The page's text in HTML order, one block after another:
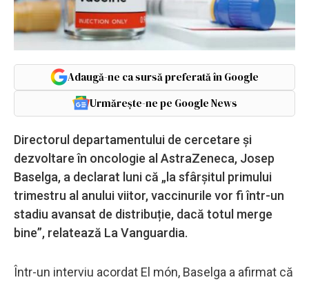
Adaugă-ne ca sursă preferată în Google
Urmărește-ne pe Google News
Directorul departamentului de cercetare și
dezvoltare în oncologie al AstraZeneca, Josep
Baselga, a declarat luni că „la sfârșitul primului
trimestru al anului viitor, vaccinurile vor fi într-un
stadiu avansat de distribuție, dacă totul merge
bine”, relatează La Vanguardia.
Într-un interviu acordat El món, Baselga a afirmat că